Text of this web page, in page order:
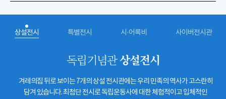
상설전시 특별전시 시·어록비 사이버전시관
독립기념관상설전시
겨레의집 뒤로 보이는 7개의 상설 전시관에는 우리 민족의 역사가 고스란히
담겨 있습니다. 최첨단 전시로 독립운동사에 대한 체험적이고 입체적인